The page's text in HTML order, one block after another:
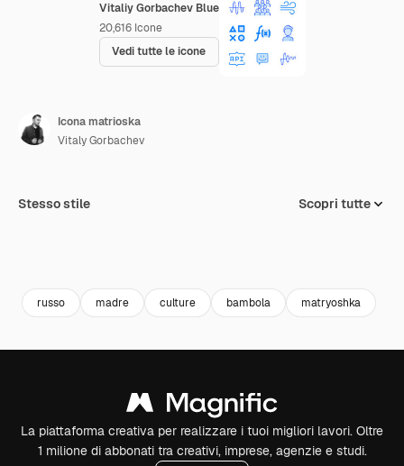
Vitaliy Gorbachev Blue
20,616 Icone
Vedi tutte le icone
Icona matrioska
Vitaly Gorbachev
Stesso stile Scopri tutte
russo madre culture bambola matryoshka
La piattaforma creativa per realizzare i tuoi migliori lavori. Oltre
1 milione di abbonati tra creativi, imprese, agenzie e studi.